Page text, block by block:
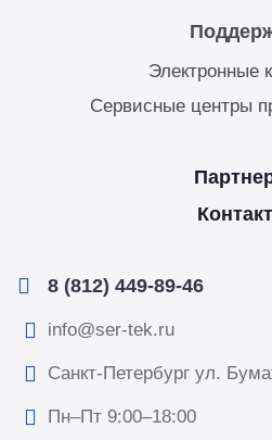
Электронные
Сервисные центры
8 (812) 449-89-46
info@ser-tek.ru
Санкт-Петербург ул.
Пн–Пт 9:00–18:00